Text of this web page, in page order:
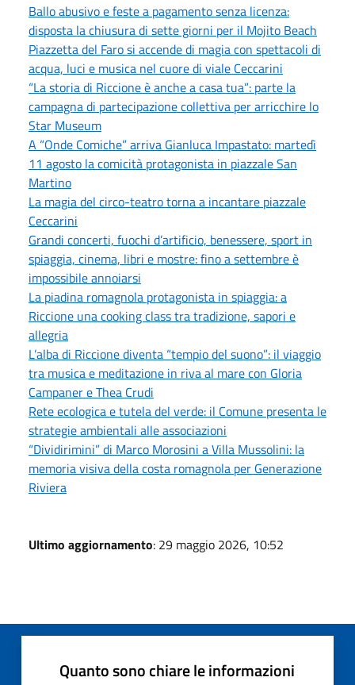
Ballo abusivo e feste a pagamento senza licenza:
disposta la chiusura di sette giorni per il Mojito Beach
Piazzetta del Faro si accende di magia con spettacoli di
acqua, luci e musica nel cuore di viale Ceccarini
“La storia di Riccione è anche a casa tua”: parte la
campagna di partecipazione collettiva per arricchire lo
Star Museum
A “Onde Comiche” arriva Gianluca Impastato: martedì
11 agosto la comicità protagonista in piazzale San
Martino
La magia del circo-teatro torna a incantare piazzale
Ceccarini
Grandi concerti, fuochi d’artificio, benessere, sport in
spiaggia, cinema, libri e mostre: fino a settembre è
impossibile annoiarsi
La piadina romagnola protagonista in spiaggia: a
Riccione una cooking class tra tradizione, sapori e
allegria
L’alba di Riccione diventa “tempio del suono”: il viaggio
tra musica e meditazione in riva al mare con Gloria
Campaner e Thea Crudi
Rete ecologica e tutela del verde: il Comune presenta le
strategie ambientali alle associazioni
“Dividirimini” di Marco Morosini a Villa Mussolini: la
memoria visiva della costa romagnola per Generazione
Riviera
Ultimo aggiornamento: 29 maggio 2026, 10:52
Quanto sono chiare le informazioni